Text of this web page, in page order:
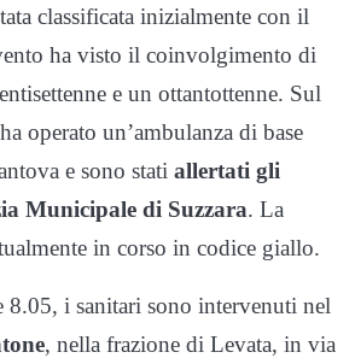
classificata inizialmente con il
ha visto il coinvolgimento di
e un ottantottenne. Sul
operato un’ambulanza di base
e sono stati allertati gli
Municipale di Suzzara. La
in corso in codice giallo.
8.05, i sanitari sono intervenuti nel
, nella frazione di Levata, in via